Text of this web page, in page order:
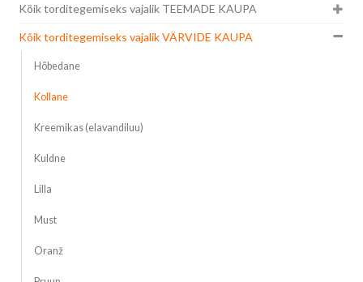
Kõik torditegemiseks vajalik TEEMADE KAUPA
Kõik torditegemiseks vajalik VÄRVIDE KAUPA
Hõbedane
Kollane
Kreemikas (elavandiluu)
Kuldne
Lilla
Must
Oranž